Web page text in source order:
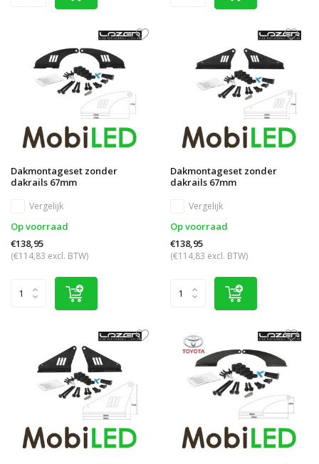
Dakmontageset zonder
dakrails 67mm
Vergelijk
Op voorraad
€138,95
(€114,83 excl. BTW)
Dakmontageset zonder
dakrails 67mm
Vergelijk
Op voorraad
€138,95
(€114,83 excl. BTW)